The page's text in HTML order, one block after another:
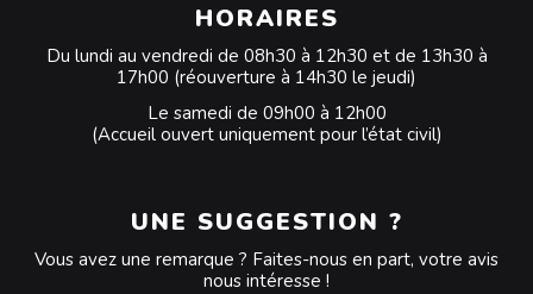
HORAIRES
Du lundi au vendredi de 08h30 à 12h30 et de 13h30 à
17h00 (réouverture à 14h30 le jeudi)
Le samedi de 09h00 à 12h00
(Accueil ouvert uniquement pour l’état civil)
UNE SUGGESTION ?
Vous avez une remarque ? Faites-nous en part, votre avis
nous intéresse !